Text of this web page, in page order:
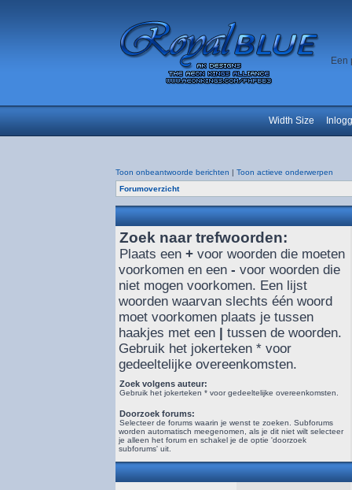
Een
Width Size
Toon onbeantwoorde berichten | Toon actieve onderwerpen
Forumoverzicht
Zoek naar trefwoorden:
Plaats een + voor woorden die moeten
voorkomen en een - voor woorden die
niet mogen voorkomen. Een lijst
woorden waarvan slechts één woord
moet voorkomen plaats je tussen
haakjes met een | tussen de woorden.
Gebruik het jokerteken * voor
gedeeltelijke overeenkomsten.
Zoek volgens auteur:
Gebruik het jokerteken * voor gedeeltelijke overeenkomsten.
Doorzoek forums:
Selecteer de forums waarin je wenst te zoeken. Subforums
worden automatisch meegenomen, als je dit niet wilt selecteer
je alleen het forum en schakel je de optie 'doorzoek
subforums' uit.